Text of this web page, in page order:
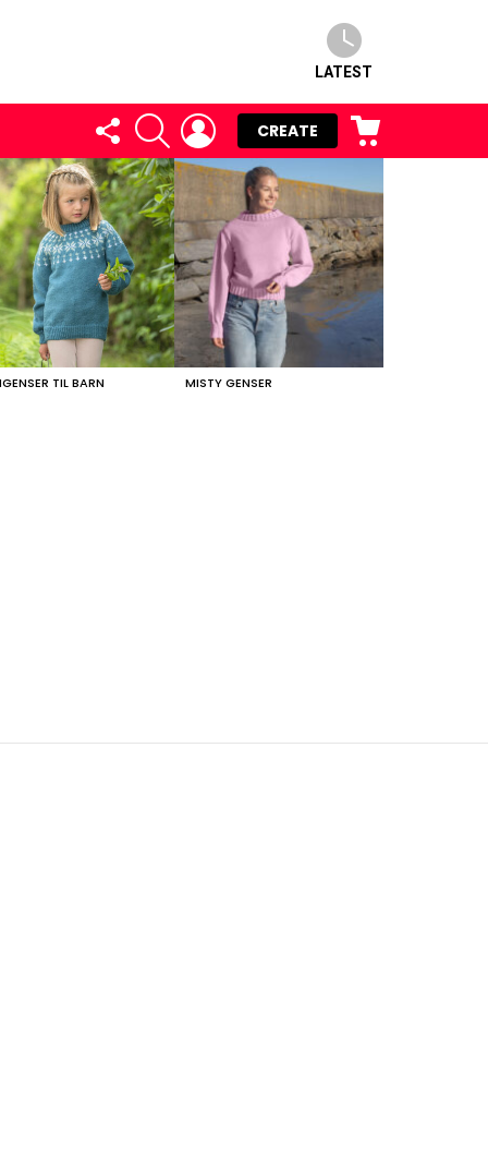
LATEST
FOLLOW
US
SEARCH LOGIN
CREATE
TIL BARN MISTY GENSER